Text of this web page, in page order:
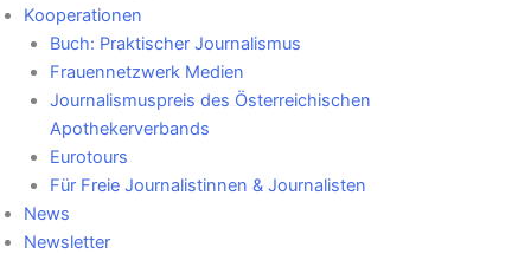
Kooperationen
Buch: Praktischer Journalismus
Frauennetzwerk Medien
Journalismuspreis des Österreichischen
Apothekerverbands
Eurotours
Für Freie Journalistinnen & Journalisten
News
Newsletter